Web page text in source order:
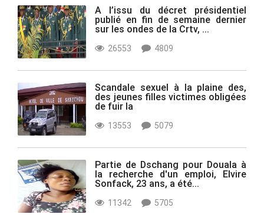
A l’issu du décret présidentiel
publié en fin de semaine dernier
sur les ondes de la Crtv, ...
26553 4809
Scandale sexuel à la plaine des,
des jeunes filles victimes obligées
de fuir la
13553 5079
Partie de Dschang pour Douala à
la recherche d'un emploi, Elvire
Sonfack, 23 ans, a été...
11342 5705